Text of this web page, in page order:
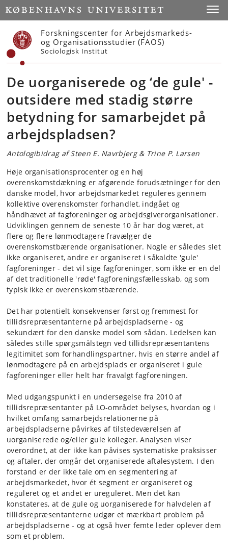
Start
Forskningscenter for Arbejdsmarkeds-
og Organisationsstudier (FAOS)
Sociologisk Institut
De uorganiserede og ‘de gule' -
outsidere med stadig større
betydning for samarbejdet på
arbejdspladsen?
Antologibidrag af Steen E. Navrbjerg & Trine P. Larsen
Høje organisationsprocenter og en høj
overenskomstdækning er afgørende forudsætninger for den
danske model, hvor arbejdsmarkedet reguleres gennem
kollektive overenskomster forhandlet, indgået og
håndhævet af fagforeninger og arbejdsgiverorganisationer.
Udviklingen gennem de seneste 10 år har dog været, at
flere og flere lønmodtagere fravælger de
overenskomstbærende organisationer. Nogle er således slet
ikke organiseret, andre er organiseret i såkaldte 'gule'
fagforeninger - det vil sige fagforeninger, som ikke er en del
af det traditionelle 'røde' fagforeningsfællesskab, og som
typisk ikke er overenskomstbærende.
Det har potentielt konsekvenser først og fremmest for
tillidsrepræsentanterne på arbejdspladserne - og
sekundært for den danske model som sådan. Ledelsen kan
således stille spørgsmålstegn ved tillidsrepræsentantens
legitimitet som forhandlingspartner, hvis en større andel af
lønmodtagere på en arbejdsplads er organiseret i gule
fagforeninger eller helt har fravalgt fagforeningen.
Med udgangspunkt i en undersøgelse fra 2010 af
tillidsrepræsentanter på LO-området belyses, hvordan og i
hvilket omfang samarbejdsrelationerne på
arbejdspladserne påvirkes af tilstedeværelsen af
uorganiserede og/eller gule kolleger. Analysen viser
overordnet, at der ikke kan påvises systematiske praksisser
og aftaler, der omgår det organiserede aftalesystem. I den
forstand er der ikke tale om en segmentering af
arbejdsmarkedet, hvor ét segment er organiseret og
reguleret og et andet er ureguleret. Men det kan
konstateres, at de gule og uorganiserede for halvdelen af
tillidsrepræsentanterne udgør et mærkbart problem på
arbejdspladserne - og at også hver femte leder oplever dem
som et problem.